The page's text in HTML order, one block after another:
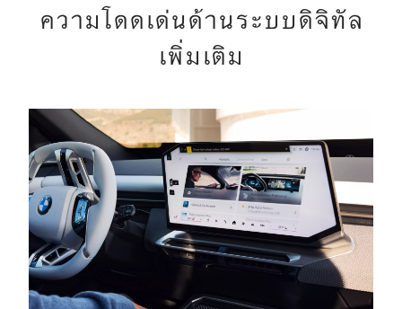
ความโดดเด่นด้านระบบดิจิทัล
เพิ่มเติม